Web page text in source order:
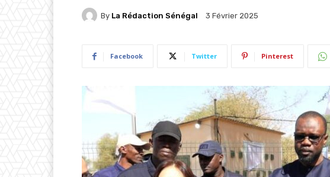
By La Rédaction Sénégal 3 Février 2025
Facebook Twitter Pinterest